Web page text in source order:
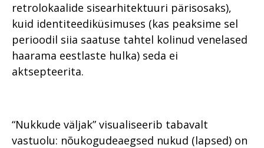
retrolokaalide sisearhitektuuri pärisosaks),
kuid identiteediküsimuses (kas peaksime sel
perioodil siia saatuse tahtel kolinud venelased
haarama eestlaste hulka) seda ei
aktsepteerita.
“Nukkude väljak” visualiseerib tabavalt
vastuolu: nõukogudeaegsed nukud (lapsed) on